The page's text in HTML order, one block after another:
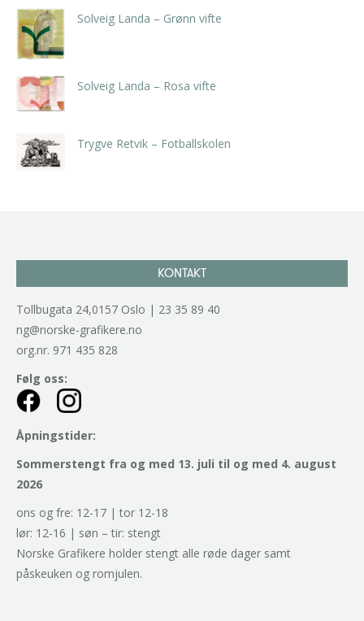
Solveig Landa – Grønn vifte
Solveig Landa – Rosa vifte
Trygve Retvik – Fotballskolen
KONTAKT
Tollbugata 24,0157 Oslo | 23 35 89 40
ng@norske-grafikere.no
org.nr. 971 435 828
Følg oss:
Åpningstider:
Sommerstengt fra og med 13. juli til og med 4. august
2026
ons og fre: 12-17 | tor 12-18
lør: 12-16 | søn – tir: stengt
Norske Grafikere holder stengt alle røde dager samt
påskeuken og romjulen.